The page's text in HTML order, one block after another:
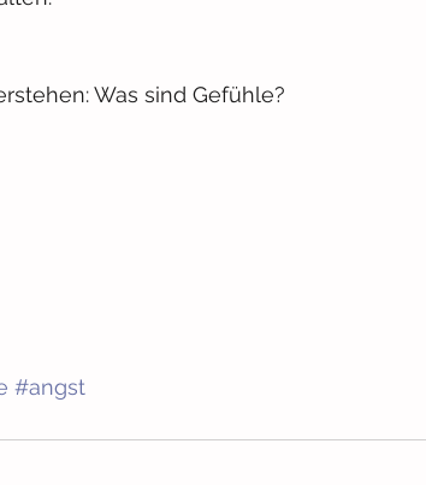
Was sind Gefühle?
#angst